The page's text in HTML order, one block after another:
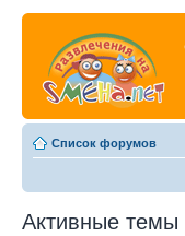
Список форумов
Активные темы